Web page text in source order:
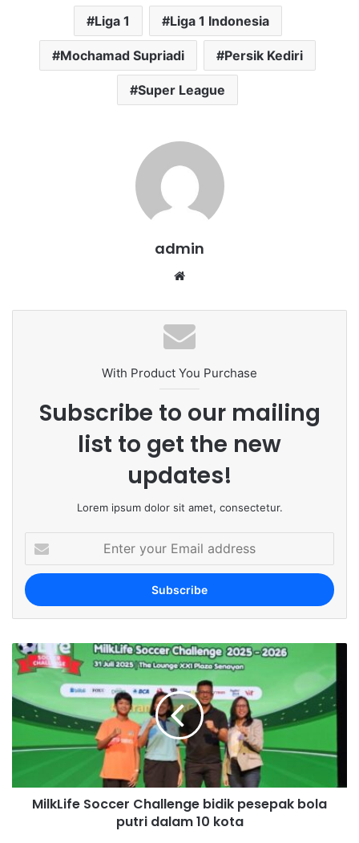
Liga 1 Liga 1 Indonesia
Mochamad Supriadi Persik Kediri
Super League
admin
te
With Product You Purchase
Subscribe to our mailing
list to get the new
updates!
Lorem ipsum dolor sit amet, consectetur.
e
o
u
r
m
a
MilkLife Soccer Challenge bidik pesepak bola
putri dalam 10 kota